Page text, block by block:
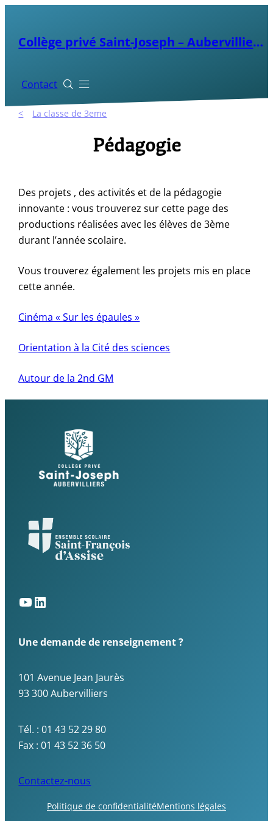
contenu
Collège privé Saint-Joseph – Aubervilliers
Contact  
La classe de 3eme
Pédagogie
Des projets , des activités et de la pédagogie
innovante : vous trouverez sur cette page des
productions réalisées avec les élèves de 3ème
durant l’année scolaire.
Vous trouverez également les projets mis en place
cette année.
Cinéma « Sur les épaules »
Orientation à la Cité des sciences
Autour de la 2nd GM
Une demande de renseignement ?
101 Avenue Jean Jaurès
93 300 Aubervilliers
Tél. : 01 43 52 29 80
Fax : 01 43 52 36 50
Contactez-nous
Politique de confidentialitéMentions légales